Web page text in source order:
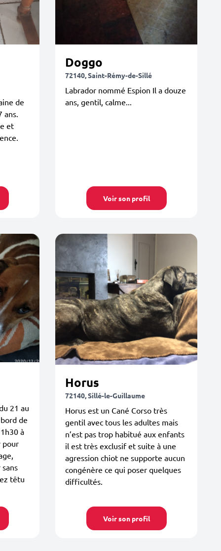
de
et
Doggo
72140, Saint-Rémy-de-Sillé
Labrador nommé Espion Il a douze
ans, gentil, calme...
Voir son profil
21 au
de
à
pour
têtu
Horus
72140, Sillé-le-Guillaume
Horus est un Cané Corso très
gentil avec tous les adultes mais
n’est pas trop habitué aux enfants
il est très exclusif et suite à une
agression chiot ne supporte aucun
congénère ce qui poser quelques
difficultés.
Voir son profil